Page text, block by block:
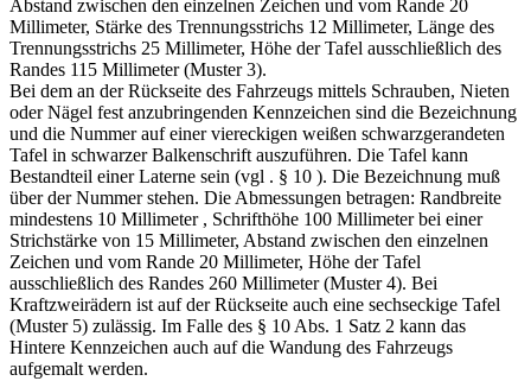
Abstand zwischen den einzelnen Zeichen und vom Rande 20
Millimeter, Stärke des Trennungsstrichs 12 Millimeter, Länge des
Trennungsstrichs 25 Millimeter, Höhe der Tafel ausschließlich des
Randes 115 Millimeter (Muster 3).
Bei dem an der Rückseite des Fahrzeugs mittels Schrauben, Nieten
oder Nägel fest anzubringenden Kennzeichen sind die Bezeichnung
und die Nummer auf einer viereckigen weißen schwarzgerandeten
Tafel in schwarzer Balkenschrift auszuführen. Die Tafel kann
Bestandteil einer Laterne sein (vgl . § 10 ). Die Bezeichnung muß
über der Nummer stehen. Die Abmessungen betragen: Randbreite
mindestens 10 Millimeter , Schrifthöhe 100 Millimeter bei einer
Strichstärke von 15 Millimeter, Abstand zwischen den einzelnen
Zeichen und vom Rande 20 Millimeter, Höhe der Tafel
ausschließlich des Randes 260 Millimeter (Muster 4). Bei
Kraftzweirädern ist auf der Rückseite auch eine sechseckige Tafel
(Muster 5) zulässig. Im Falle des § 10 Abs. 1 Satz 2 kann das
Hintere Kennzeichen auch auf die Wandung des Fahrzeugs
aufgemalt werden.